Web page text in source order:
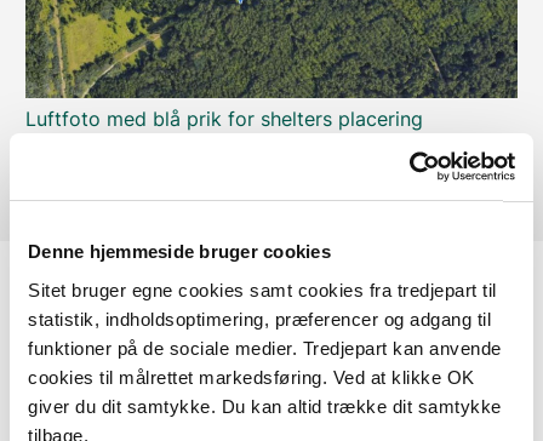
Denne hjemmeside bruger cookies
Sitet bruger egne cookies samt cookies fra tredjepart til
statistik, indholdsoptimering, præferencer og adgang til
funktioner på de sociale medier. Tredjepart kan anvende
cookies til målrettet markedsføring. Ved at klikke OK
giver du dit samtykke. Du kan altid trække dit samtykke
tilbage.
Luftfoto med blå prik for shelters placering
Kort
GPX FIL